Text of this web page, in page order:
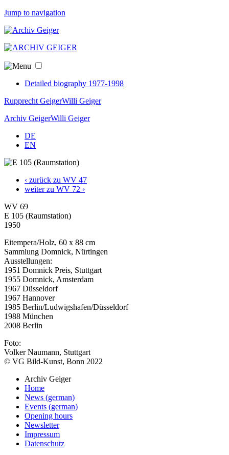
Jump to navigation
Detailed biography 1977-1998
Rupprecht GeigerWilli Geiger
Archiv GeigerWilli Geiger
DE
EN
‹ zurück zu WV 47
weiter zu WV 72 ›
WV 69
E 105 (Raumstation)
1950
Eitempera/Holz, 60 x 88 cm
Sammlung Domnick, Nürtingen
Ausstellungen:
1951 Domnick Preis, Stuttgart
1955 Domnick, Amsterdam
1967 Düsseldorf
1967 Hannover
1985 Berlin/Ludwigshafen/Düsseldorf
1988 München
2008 Berlin
Foto:
Volker Naumann, Stuttgart
© VG Bild-Kunst, Bonn 2022
Archiv Geiger
Home
News (german)
Events (german)
Opening hours
Newsletter
Impressum
Datenschutz